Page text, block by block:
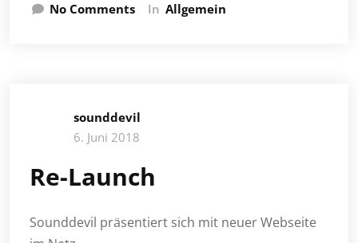
No Comments In Allgemein
sounddevil
6. Juni 2018
Re-Launch
Sounddevil präsentiert sich mit neuer Webseite